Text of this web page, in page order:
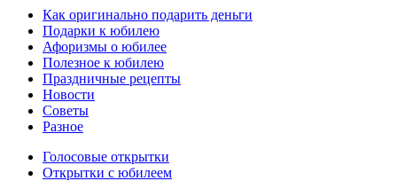
Как оригинально подарить деньги
Подарки к юбилею
Афоризмы о юбилее
Полезное к юбилею
Праздничные рецепты
Новости
Советы
Разное
Голосовые открытки
Открытки с юбилеем